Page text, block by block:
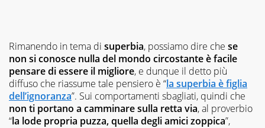
Rimanendo in tema di superbia, possiamo dire che se
non si conosce nulla del mondo circostante è facile
pensare di essere il migliore, e dunque il detto più
diffuso che riassume tale pensiero è “la superbia è figlia
dell’ignoranza”. Sui comportamenti sbagliati, quindi che
non ti portano a camminare sulla retta via, al proverbio
“la lode propria puzza, quella degli amici zoppica”,